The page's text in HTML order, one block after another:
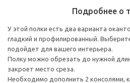
Подробнее о
У этой полки есть два варианта
гладкий и профилированный.
подойдет для вашего интерьера.
Полку можно обрезать до нужной
закроет место среза.
Необходимо дополнить 2